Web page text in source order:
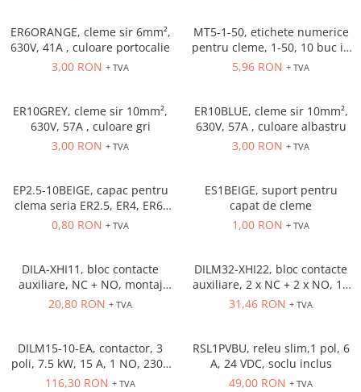
Router si switch-uri industriale
Afisoare digitale
Senzori fotoelectrici
Senzori inductivi
Senzori magnetici-rezistivi
TRIO-PS
TRIO-UPS
Butoane si accesorii
Lampa multi LED
pentru motor
Direct-On-Line Starters
Cleme sir
Accesorii cleme
Cleme 2.5mm
Cleme 4mm
ER6ORANGE, cleme sir 6mm²,
630V, 41A , culoare portocalie
3,00 RON + TVA
MT5-1-50, etichete numerice
pentru cleme, 1-50, 10 buc in
cutie
5,96 RON + TVA
ER10GREY, cleme sir 10mm²,
630V, 57A , culoare gri
3,00 RON + TVA
ER10BLUE, cleme sir 10mm²,
630V, 57A , culoare albastru
3,00 RON + TVA
EP2.5-10BEIGE, capac pentru
clema seria ER2.5, ER4, ER6,
ER10 Beige
0,80 RON + TVA
ES1BEIGE, suport pentru
capat de cleme
1,00 RON + TVA
DILA-XHI11, bloc contacte
auxiliare, NC + NO, montaj
frontal
20,80 RON + TVA
DILM32-XHI22, bloc contacte
auxiliare, 2 x NC + 2 x NO, 16
A, montaj frontal
31,46 RON + TVA
DILM15-10-EA, contactor, 3
poli, 7.5 kW, 15 A, 1 NO, 230V
AC
116,30 RON + TVA
RSL1PVBU, releu slim,1 pol, 6
A, 24 VDC, soclu inclus
49,00 RON + TVA